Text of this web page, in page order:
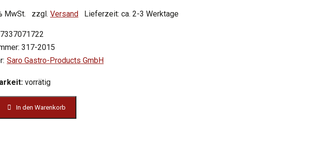
war:
195,00 €
ist:
130,00 €.
MwSt. zzgl. Versand Lieferzeit: ca. 2-3 Werktage
317-2015
Saro Gastro-Products GmbH
vorrätig
In den Warenkorb